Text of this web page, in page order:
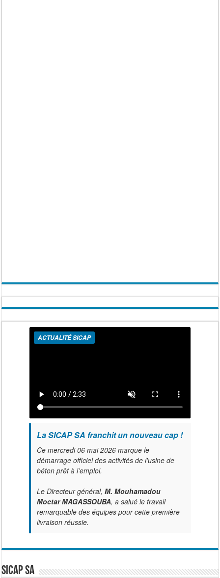
ACTUALITÉ SICAP
La SICAP SA franchit un nouveau cap !
Ce mercredi 06 mai 2026 marque le
démarrage officiel des activités de l'usine de
béton prêt à l’emploi.
Le Directeur général, M. Mouhamadou
Moctar MAGASSOUBA, a salué le travail
remarquable des équipes pour cette première
livraison réussie.
SICAP SA